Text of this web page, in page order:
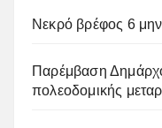
Νεκρό βρέφος 6
Παρέμβαση
πολεοδομικής